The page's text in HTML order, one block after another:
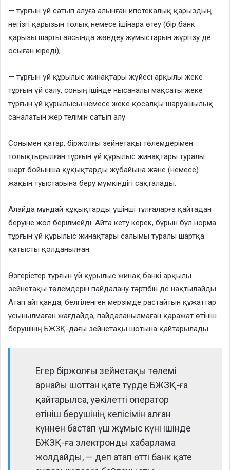
— тұрғын үй сатып алуға алынған ипотекалық қарыздың
негізгі қарызын толық немесе ішінара өтеу (бір банк
қарызы шарты аясында жөндеу жұмыстарын жүргізу де
осыған кіреді);
— тұрғын үй құрылыс жинақтары жүйесі арқылы жеке
тұрғын үй салу, соның ішінде нысаналы мақсаты жеке
тұрғын үй құрылысы немесе жеке қосалқы шаруашылық
саналатын жер телімін сатып алу.
Сонымен қатар, біржолғы зейнетақы төлемдерімен
толықтырылған тұрғын үй құрылыс жинақтары туралы
шарт бойынша құқықтарды жұбайына және (немесе)
жақын туыстарына беру мүмкіндігі сақталады.
Алайда мұндай құқықтарды үшінші тұлғаларға қайтадан
беруіне жол берілмейді. Айта кету керек, бұрын бұл норма
тұрғын үй құрылыс жинақтары салымы туралы шартқа
қатысты қолданылған.
Өзгерістер тұрғын үй құрылыс жинақ банкі арқылы
зейнетақы төлемдерін пайдалану тәртібін де нақтылайды.
Атап айтқанда, белгіленген мерзімде растайтын құжаттар
ұсынылмаған жағдайда, пайдаланылмаған қаражат өтініш
берушінің БЖЗҚ-дағы зейнетақы шотына қайтарылады.
Егер біржолғы зейнетақы төлемі
арнайы шоттан қате түрде БЖЗҚ-ға
қайтарылса, уәкілетті оператор
өтініш берушінің келісімін алған
күннен бастап үш жұмыс күні ішінде
БЖЗҚ-ға электронды хабарлама
жолдайды, — деп атап өтті банк қате